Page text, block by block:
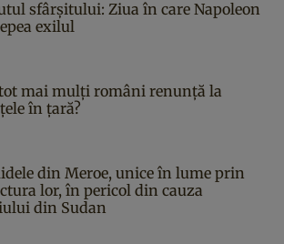
sfârşitului: Ziua în care Napoleon
exilul
tot mai mulți români renunță la
în țară?
din Meroe, unice în lume prin
lor, în pericol din cauza
din Sudan